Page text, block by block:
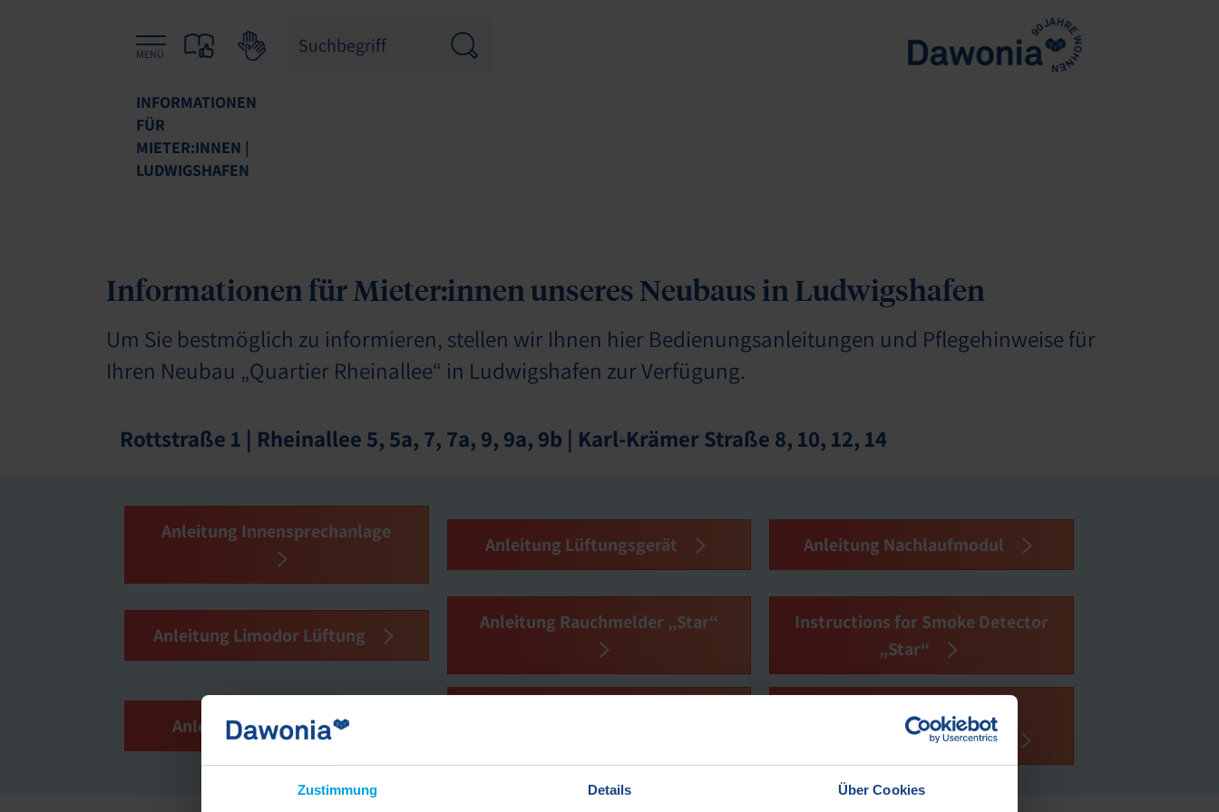
Zustimmung Details Über Cookies
MENÜ
INFORMATIONEN
FÜR
MIETER:INNEN |
LUDWIGSHAFEN
Informationen für Mieter:innen unseres Neubaus in Ludwigshafen
Um Sie bestmöglich zu informieren, stellen wir Ihnen hier Bedienungsanleitungen und Pflegehinweise für
Ihren Neubau „Quartier Rheinallee“ in Ludwigshafen zur Verfügung.
Rottstraße 1 | Rheinallee 5, 5a, 7, 7a, 9, 9a, 9b | Karl-Krämer Straße 8, 10, 12, 14
Anleitung Innensprechanlage
Anleitung Lüftungsgerät Anleitung Nachlaufmodul
Anleitung Limodor Lüftung
Anleitung Rauchmelder „Star“
Instructions for Smoke Detector
„Star“
Anleitung Thermostat
Anleitung Verwendung
Nothandkurbel Rollladen